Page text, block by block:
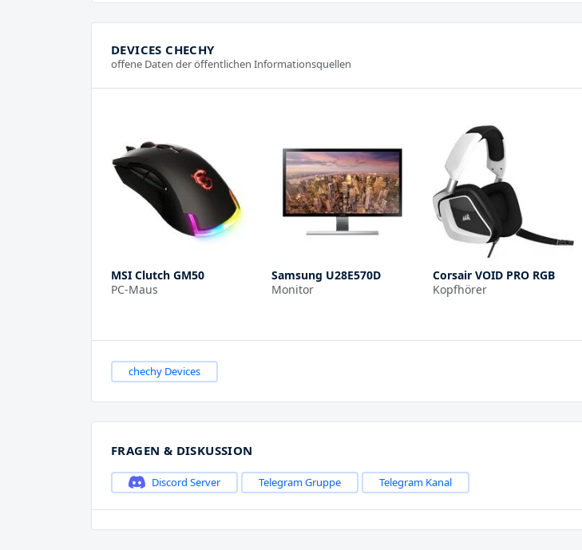
DEVICES CHECHY
offene Daten der öffentlichen Informationsquellen
MSI Clutch GM50
PC-Maus
Samsung U28E570D
Monitor
Corsair VOID PRO RGB
Kopfhörer
chechy Devices
FRAGEN & DISKUSSION
Discord Server Telegram Gruppe Telegram Kanal